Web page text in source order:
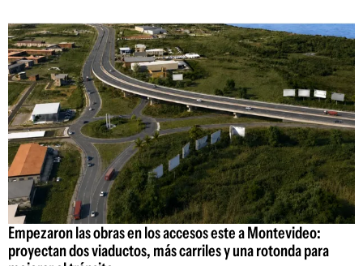
Empezaron las obras en los accesos este a Montevideo:
proyectan dos viaductos, más carriles y una rotonda para